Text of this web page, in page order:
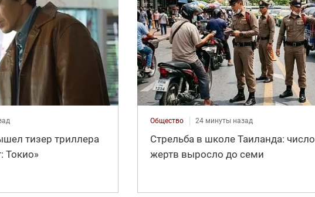
тизер триллера
Токио»
Общество 24 минуты назад
Стрельба в школе Таиланда: число
жертв выросло до семи